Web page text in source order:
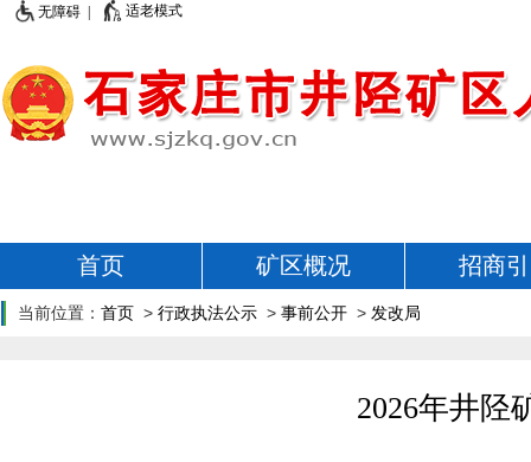
无障碍 | 适老模式
首页 矿区概况 招商
当前位置： 首页 > 行政执法公示 > 事前公开 > 发改局
2026年井陉